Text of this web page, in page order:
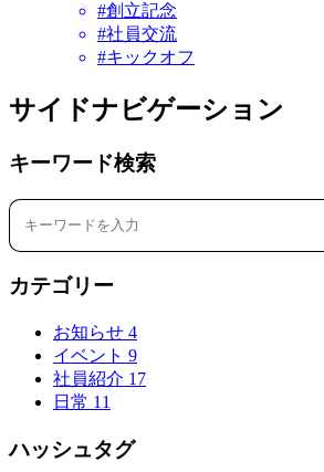
#創立記念
#社員交流
#キックオフ
サイドナビゲーション
キーワード検索
カテゴリー
お知らせ 4
イベント 9
社員紹介 17
日常 11
ハッシュタグ